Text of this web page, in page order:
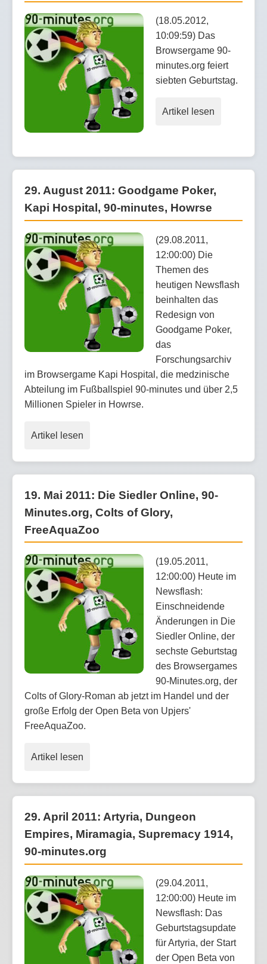
(18.05.2012,
10:09:59) Das
Browsergame 90-
minutes.org feiert
siebten Geburtstag.
Artikel lesen
29. August 2011: Goodgame Poker,
Kapi Hospital, 90-minutes, Howrse
(29.08.2011,
12:00:00) Die
Themen des
heutigen Newsflash
beinhalten das
Redesign von
Goodgame Poker,
das
Forschungsarchiv
im Browsergame Kapi Hospital, die medzinische
Abteilung im Fußballspiel 90-minutes und über 2,5
Millionen Spieler in Howrse.
Artikel lesen
19. Mai 2011: Die Siedler Online, 90-
Minutes.org, Colts of Glory,
FreeAquaZoo
(19.05.2011,
12:00:00) Heute im
Newsflash:
Einschneidende
Änderungen in Die
Siedler Online, der
sechste Geburtstag
des Browsergames
90-Minutes.org, der
Colts of Glory-Roman ab jetzt im Handel und der
große Erfolg der Open Beta von Upjers'
FreeAquaZoo.
Artikel lesen
29. April 2011: Artyria, Dungeon
Empires, Miramagia, Supremacy 1914,
90-minutes.org
(29.04.2011,
12:00:00) Heute im
Newsflash: Das
Geburtstagsupdate
für Artyria, der Start
der Open Beta von